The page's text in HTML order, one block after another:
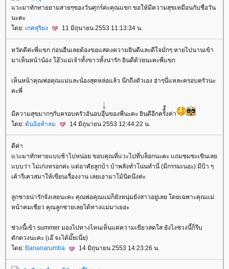
วะมาทักทายยามสายๆของวันศุกร์ค่ะคุณแขก ขอให้มีความสุขเหมือนกับชื่อวัน
นะคะ
ดย: เกศสุริยง 11 มิถุนายน 2553 11:13:34 น.
หวัดดีค่ะพี่แขก ก่อนอืนเลยต้องขอแสดงความยินดีและดีใจมั่กๆ หายไปนานเข้า
มาเห็นหน้าน้อง โอ๊วแม่เจ้าทั้งขาวทั้งน่ารัก ยินดีด้วยนะคะพี่แขก
เห็นหน้าคุณพ่อคุณแม่และน้องสุดหล่อแล้ว นึกถึงตัวเอง ฮ่าๆนี่แหละครอบครัวนะ
คะพี่
มีความสุขมากๆกับครอบครัวอันอบอุึ่่้่่่นของพี่นะคะ ยินดีอีกครัี้้้งค่า
ดย: ต้นอ้อท้าลม 14 มิถุนายน 2553 12:44:22 น.
ดีค่า
วะมาทักทายแบบช้าไปหน่อย ขอบคุณที่แวะไปที่บล็อกนะคะ แถมชมซะเขินเล
บบว่า ไม่เก่งหรอกค่ะ แต่อาศัยลูกบ้า บ้าพลังทำโน่นทำนี่ (มีกรรมเนอะ) มีป้า ๆ
เค้ารีเควสมาให้เขียนเรื่องงาน เลยเอามาโม้นิดนึงค่ะ
ลูกชายน่ารักจังเลยนะคะ คุณพ่อคุณแม่ก็ยังหนุ่มยังสาวอยู่เลย โดยเฉพาะคุณแม่
หน้าคมเชียว คุณลูกชายเลยได้ทางแม่มาเยอะ
ช่วงนี้เข้า summer มองไปทางไหนเห็นแต่ความเขียวสดใส ยังไงช่วงนี้ก็รีบ
ตักตวงนะคะ (เอ๊ จะได้มั๊ยเนี่ย)
ดย: Bananarumba 14 มิถุนายน 2553 14:23:26 น.